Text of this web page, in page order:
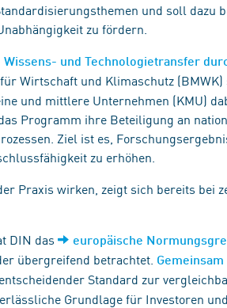
und soll dazu
zu fördern.
Wissens- und Technologietransfer
Wirtschaft und Klimaschutz
und mittlere Unternehmen (KMU)
Programm ihre Beteiligung an
Ziel ist es,
zu erhöhen.
Praxis wirken, zeigt sich bereits bei
DIN das
europäische
übergreifend betrachtet.
Standard zur
Grundlage für Investoren